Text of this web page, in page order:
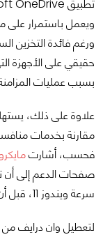
ويعمل باستمرار على
ورغم فائدة التخزين
حقيقي على الأجهزة
بسبب عمليات
علاوة على ذلك،
فحسب، أشارت
سرعة ويندوز 11، قبل أن تقوم لاحقًا بإزالة هذه الملاحظة.
لتعطيل وان درايف من